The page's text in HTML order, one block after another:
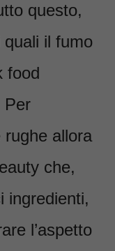
questo,
il fumo
food
Per
rughe allora
che,
ingredienti,
l’aspetto